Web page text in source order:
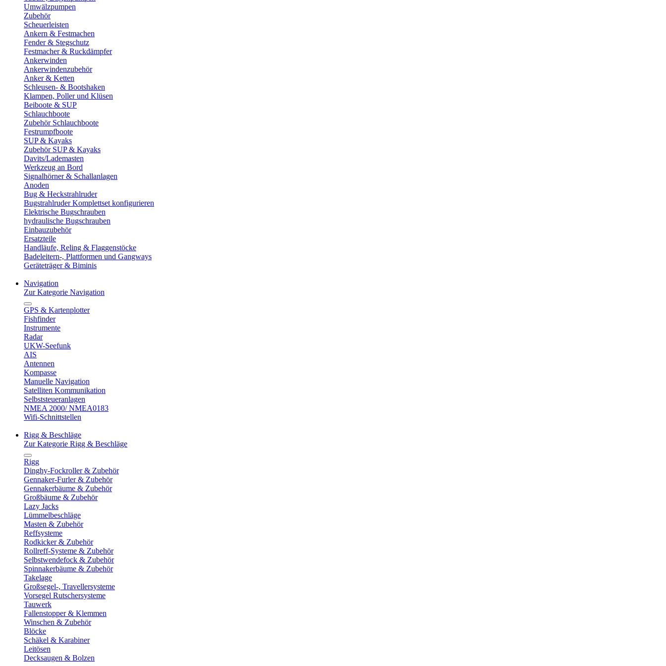
Umwälzpumpen
Zubehör
Scheuerleisten
Ankern & Festmachen
Fender & Stegschutz
Festmacher & Ruckdämpfer
Ankerwinden
Ankerwindenzubehör
Anker & Ketten
Schleusen- & Bootshaken
Klampen, Poller und Klüsen
Beiboote & SUP
Schlauchboote
Zubehör Schlauchboote
Festrumpfboote
SUP & Kayaks
Zubehör SUP & Kayaks
Davits/Lademasten
Werkzeug an Bord
Signalhörner & Schallanlagen
Anoden
Bug & Heckstrahlruder
Bugstrahlruder Komplettset konfigurieren
Elektrische Bugschrauben
hydraulische Bugschrauben
Einbauzubehör
Ersatzteile
Handläufe, Reling & Flaggenstöcke
Badeleitern-, Plattformen und Gangways
Geräteträger & Biminis
Navigation
Zur Kategorie Navigation
GPS & Kartenplotter
Fishfinder
Instrumente
Radar
UKW-Seefunk
AIS
Antennen
Kompasse
Manuelle Navigation
Satelliten Kommunikation
Selbststeueranlagen
NMEA 2000/ NMEA0183
Wifi-Schnittstellen
Rigg & Beschläge
Zur Kategorie Rigg & Beschläge
Rigg
Dinghy-Fockroller & Zubehör
Gennaker-Furler & Zubehör
Gennakerbäume & Zubehör
Großbäume & Zubehör
Lazy Jacks
Lümmelbeschläge
Masten & Zubehör
Reffsysteme
Rodkicker & Zubehör
Rollreff-Systeme & Zubehör
Selbstwendefock & Zubehör
Spinnakerbäume & Zubehör
Takelage
Großsegel-, Travellersysteme
Vorsegel Rutschersysteme
Tauwerk
Fallenstopper & Klemmen
Winschen & Zubehör
Blöcke
Schäkel & Karabiner
Leitösen
Decksaugen & Bolzen